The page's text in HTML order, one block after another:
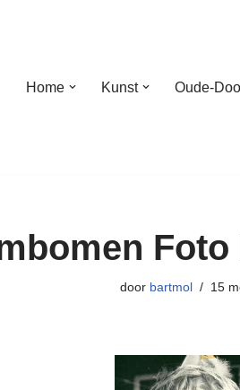
Home Kunst Oude-
Foto
door bartmol 15